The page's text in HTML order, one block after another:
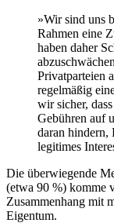
»Wir sind uns
Rahmen eine
haben daher
Privatparteien
regelmäßig
wir sicher,
Gebühren auf
daran hindern,
legitimes
Die überwiegende
(etwa 90 %) komme
Zusammenhang mit
Eigentum.